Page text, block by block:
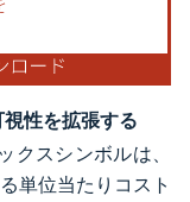
性を拡張する
クスシンボルは、
単位当たりコスト